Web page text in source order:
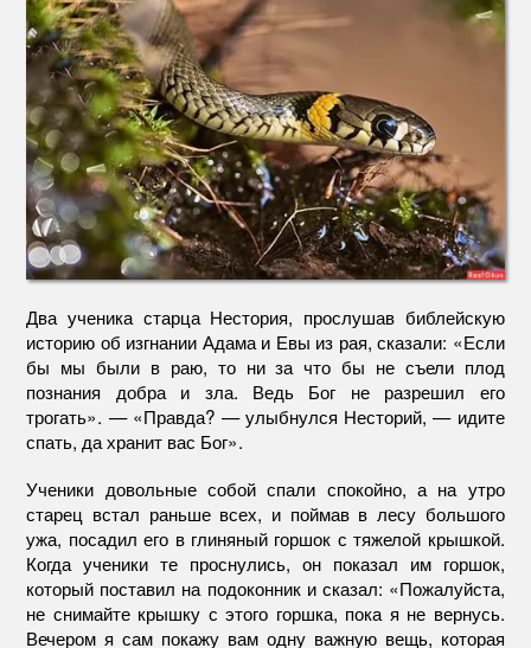
зла
Два ученика старца Нестория, прослушав библейскую
историю об изгнании Адама и Евы из рая, сказали: «Если
бы мы были в раю, то ни за что бы не съели плод
познания добра и зла. Ведь Бог не разрешил его
трогать». — «Правда? — улыбнулся Несторий, — идите
спать, да хранит вас Бог».
Ученики довольные собой спали спокойно, а на утро
старец встал раньше всех, и поймав в лесу большого
ужа, посадил его в глиняный горшок с тяжелой крышкой.
Когда ученики те проснулись, он показал им горшок,
который поставил на подоконник и сказал: «Пожалуйста,
не снимайте крышку с этого горшка, пока я не вернусь.
Вечером я сам покажу вам одну важную вещь, которая